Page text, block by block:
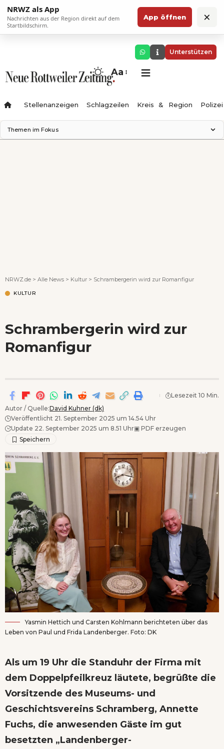
NRWZ als App
Nachrichten aus der Region direkt auf dem
Startbildschirm.
App öffnen ×
Unterstützen
Aa
Stellenanzeigen Schlagzeilen Kreis & Region Polizei
Themen im Fokus
NRWZ.de > Alle News > Kultur > Schrambergerin wird zur Romanfigur
KULTUR
Schrambergerin wird zur
Romanfigur
Autor / Quelle:David Kuhner (dk)
Veröffentlicht 21. September 2025 um 14.54 Uhr
Update 22. September 2025 um 8.51 Uhr▣ PDF erzeugen
Lesezeit 10 Min.
Yasmin Hettich und Carsten Kohlmann berichteten über das
Leben von Paul und Frida Landenberger. Foto: DK
Als um 19 Uhr die Standuhr der Firma mit
dem Doppelpfeilkreuz läutete, begrüßte die
Vorsitzende des Museums- und
Geschichtsvereins Schramberg, Annette
Fuchs, die anwesenden Gäste im gut
besetzten „Landenberger-